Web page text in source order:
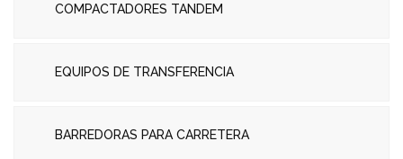
COMPACTADORES TANDEM
EQUIPOS DE TRANSFERENCIA
BARREDORAS PARA CARRETERA